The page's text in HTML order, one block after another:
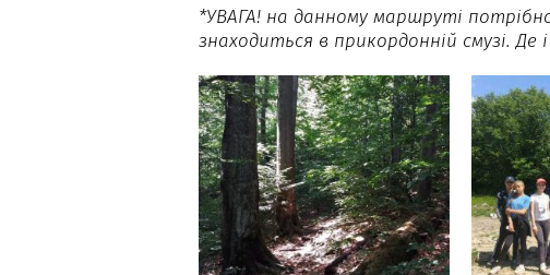
*УВАГА! на данному маршруті
знаходиться в прикордонній смузі.